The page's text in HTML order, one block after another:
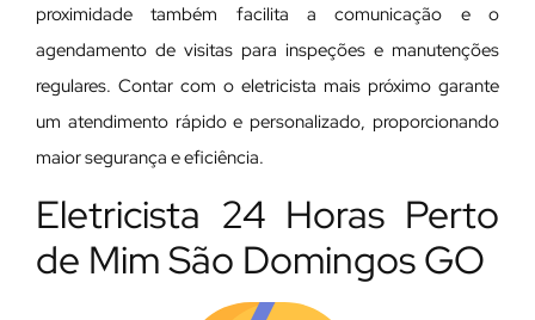
proximidade também facilita a comunicação e o
agendamento de visitas para inspeções e manutenções
regulares. Contar com o eletricista mais próximo garante
um atendimento rápido e personalizado, proporcionando
maior segurança e eficiência.
Eletricista 24 Horas Perto
de Mim São Domingos GO